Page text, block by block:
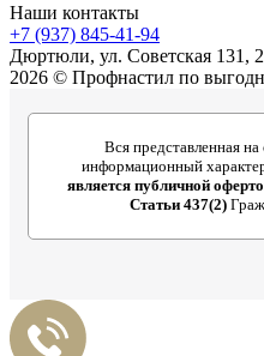
Наши контакты
+7 (937) 845-41-94
Дюртюли, ул. Советская 131,
2026 © Профнастил по
Вся представленная
информационный
является публичной
Статьи 437(2)